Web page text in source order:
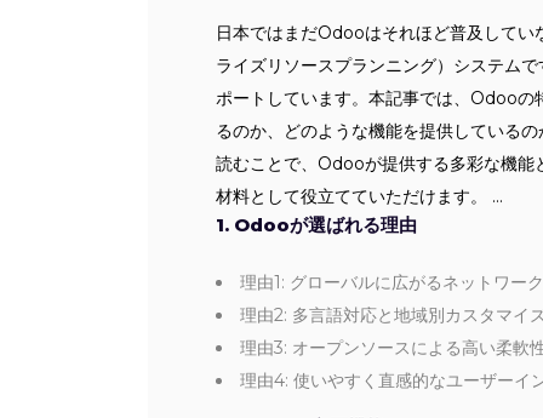
日本ではまだOdooはそれほど普及して
ライズリソースプランニング）システム
ポートしています。本記事では、Odoo
るのか、どのような機能を提供している
読むことで、Odooが提供する多彩な機
材料として役立てていただけます。
1. Odooが選ばれる理由
理由1: グローバルに広がるネットワーク
理由2: 多言語対応と地域別カスタマイ
理由3: オープンソースによる高い柔軟
理由4: 使いやすく直感的なユーザーイ